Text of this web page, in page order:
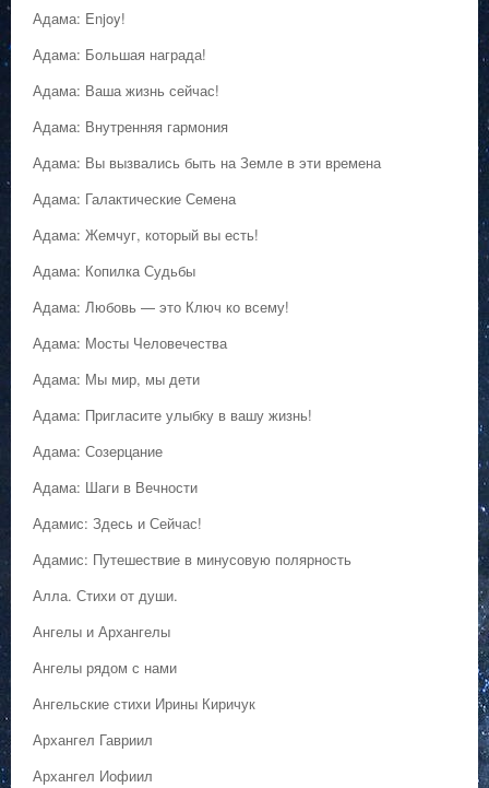
Адама: Enjoy!
Адама: Большая награда!
Адама: Ваша жизнь сейчас!
Адама: Внутренняя гармония
Адама: Вы вызвались быть на Земле в эти времена
Адама: Галактические Семена
Адама: Жемчуг, который вы есть!
Адама: Копилка Судьбы
Адама: Любовь — это Ключ ко всему!
Адама: Мосты Человечества
Адама: Мы мир, мы дети
Адама: Пригласите улыбку в вашу жизнь!
Адама: Созерцание
Адама: Шаги в Вечности
Адамис: Здесь и Сейчас!
Адамис: Путешествие в минусовую полярность
Алла. Стихи от души.
Ангелы и Архангелы
Ангелы рядом с нами
Ангельские стихи Ирины Киричук
Архангел Гавриил
Архангел Иофиил